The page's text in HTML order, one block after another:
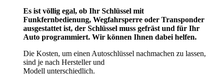
Es ist völlig egal, ob Ihr Schlüssel mit
Funkfernbedienung, Wegfahrsperre oder Transponder
ausgestattet ist, der Schlüssel muss gefräst und für Ihr
Auto programmiert. Wir können Ihnen dabei helfen.
Die Kosten, um einen Autoschlüssel nachmachen zu lassen,
sind je nach Hersteller und
Modell unterschiedlich.